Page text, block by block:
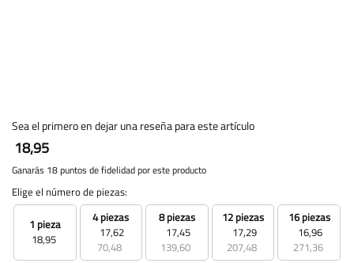
Sea el primero en dejar una reseña para este artículo
18,95
Ganarás 18 puntos de fidelidad por este producto
Elige el número de piezas:
1 pieza
18,95
4 piezas
17,62
70,48
8 piezas
17,45
139,60
12 piezas
17,29
207,48
16 piezas
16,96
271,36